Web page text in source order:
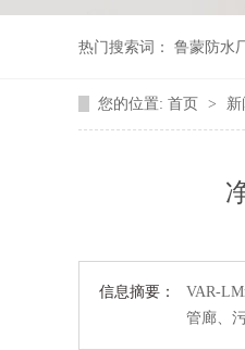
热门搜索词： 鲁蒙防水
您的位置: 首页 >
信息摘要：
VAR-
管廊、